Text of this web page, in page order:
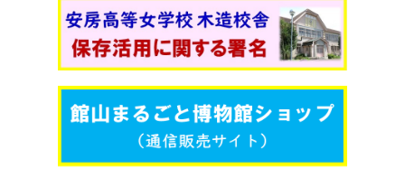
b
o
o
t
e
r
u
b
e
C
h